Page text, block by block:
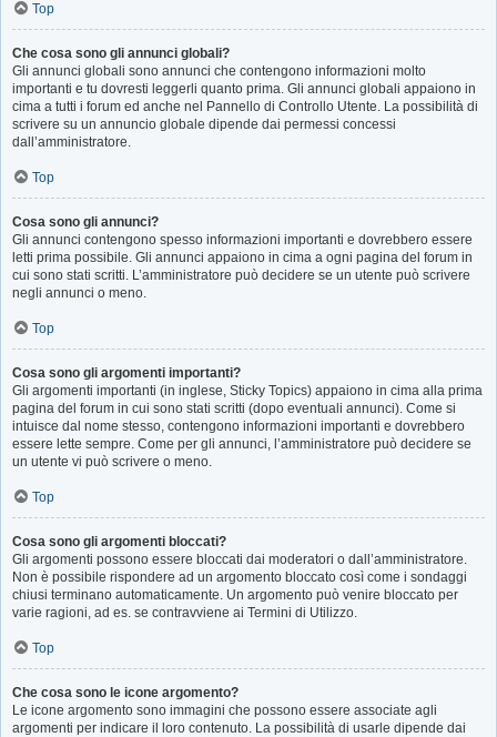
Top
Che cosa sono gli annunci globali?
Gli annunci globali sono annunci che contengono informazioni molto
importanti e tu dovresti leggerli quanto prima. Gli annunci globali appaiono in
cima a tutti i forum ed anche nel Pannello di Controllo Utente. La possibilità di
scrivere su un annuncio globale dipende dai permessi concessi
dall’amministratore.
Top
Cosa sono gli annunci?
Gli annunci contengono spesso informazioni importanti e dovrebbero essere
letti prima possibile. Gli annunci appaiono in cima a ogni pagina del forum in
cui sono stati scritti. L’amministratore può decidere se un utente può scrivere
negli annunci o meno.
Top
Cosa sono gli argomenti importanti?
Gli argomenti importanti (in inglese, Sticky Topics) appaiono in cima alla prima
pagina del forum in cui sono stati scritti (dopo eventuali annunci). Come si
intuisce dal nome stesso, contengono informazioni importanti e dovrebbero
essere lette sempre. Come per gli annunci, l’amministratore può decidere se
un utente vi può scrivere o meno.
Top
Cosa sono gli argomenti bloccati?
Gli argomenti possono essere bloccati dai moderatori o dall’amministratore.
Non è possibile rispondere ad un argomento bloccato così come i sondaggi
chiusi terminano automaticamente. Un argomento può venire bloccato per
varie ragioni, ad es. se contravviene ai Termini di Utilizzo.
Top
Che cosa sono le icone argomento?
Le icone argomento sono immagini che possono essere associate agli
argomenti per indicare il loro contenuto. La possibilità di usarle dipende dai